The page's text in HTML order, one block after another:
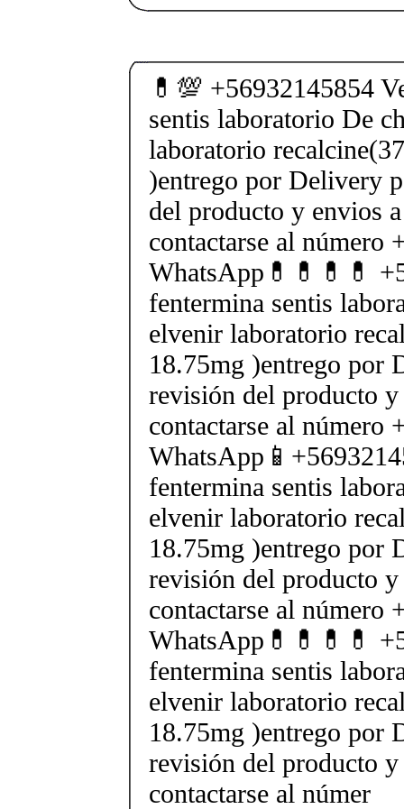
💊💯 +56932145854
sentis laboratorio De
laboratorio
)entrego por Delivery
del producto y envios
contactarse al número
WhatsApp💊💊💊💊
fentermina sentis
elvenir laboratorio
18.75mg )entrego por
revisión del producto
contactarse al número
fentermina sentis
elvenir laboratorio
18.75mg )entrego por
revisión del producto
contactarse al número
WhatsApp💊💊💊💊
fentermina sentis
elvenir laboratorio
18.75mg )entrego por
revisión del producto
contactarse al númer